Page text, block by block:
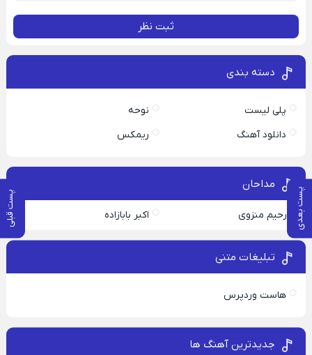
پست بعدی پست قبلی
ثبت نظر
دسته بندی
پلی لیست
نوحه
دانلود آهنگ
ریمکس
مداحان
رحیم منزوی اکبر بابازاده
تبلیغات متنی
هاست وردپرس
جدیدترین آهنگ ها